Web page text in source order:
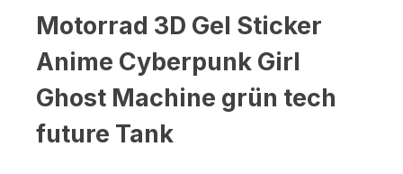
Motorrad 3D Gel Sticker
Anime Cyberpunk Girl
Ghost Machine grün tech
future Tank